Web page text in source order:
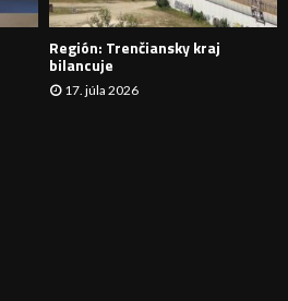
E
Región: Trenčiansky kraj
bilancuje
17. júla 2026